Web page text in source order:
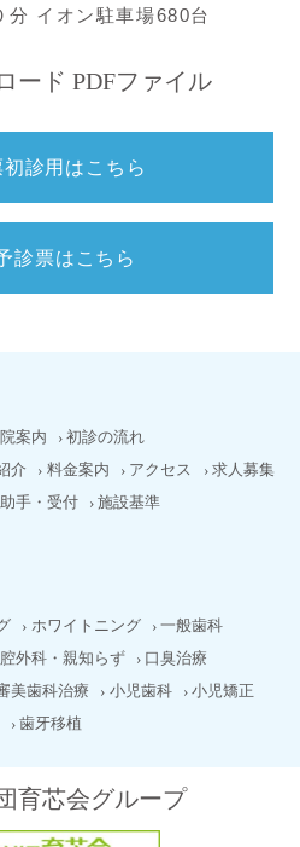
分 イオン駐車場680台
ード PDFファイル
初診用はこちら
診票はこちら
案内
初診の流れ
介 料金案内 アクセス
求人募集
手・受付
施設基準
ホワイトニング
一般歯科
外科・親知らず
口臭治療
美歯科治療 小児歯科
小児矯正
歯牙移植
育芯会グループ